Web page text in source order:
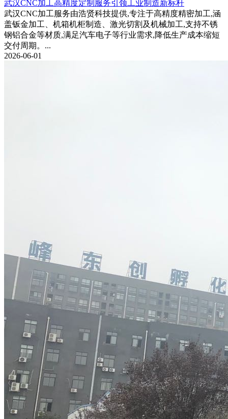
武汉CNC加工高精度定制服务引领工业制造新标杆
武汉CNC加工服务由浩贤科技提供,专注于高精度精密加工,涵
盖钣金加工、机箱机柜制造、激光切割及机械加工,支持不锈
钢铝合金等材质,满足汽车电子等行业需求,降低生产成本缩短
交付周期。...
2026-06-01